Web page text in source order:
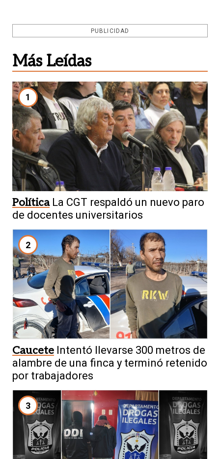
PUBLICIDAD
Más Leídas
1
Política La CGT respaldó un nuevo paro
de docentes universitarios
2
Caucete Intentó llevarse 300 metros de
alambre de una finca y terminó retenido
por trabajadores
3